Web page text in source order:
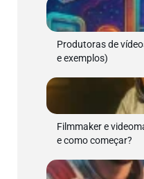
Produtoras de
e exemplos)
Filmmaker e
e como começar?